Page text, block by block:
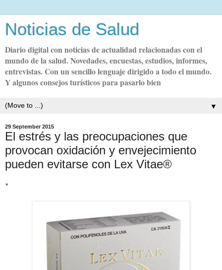
Noticias de Salud
Diario digital con noticias de actualidad relacionadas con el
mundo de la salud. Novedades, encuestas, estudios, informes,
entrevistas. Con un sencillo lenguaje dirigido a todo el mundo.
Y algunos consejos turísticos para pasarlo bien
▼
29 September 2015
El estrés y las preocupaciones que
provocan oxidación y envejecimiento
pueden evitarse con Lex Vitae®
*